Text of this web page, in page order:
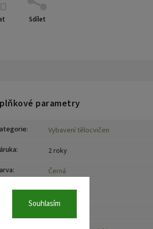
Souhlasím
Sdílet
parametry
:
Vybavení tělocvičen
:
2 roky
:
Černá
Značka:
Ego Combat